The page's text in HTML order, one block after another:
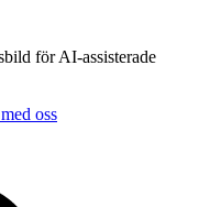
för AI-assisterade
oss